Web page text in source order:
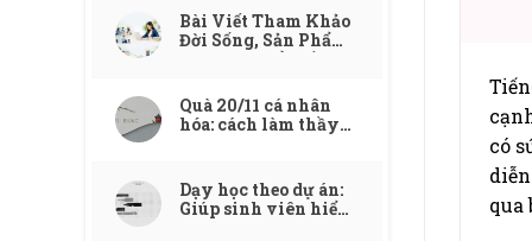
Bài Viết Tham Khảo
Đời Sống, Sản Phẩm,
Dịch Vụ Phổ Biến
Quà 20/11 cá nhân
hóa: cách làm thầy
Dạy học theo dự án:
Giúp sinh viên hiểu
có
qua